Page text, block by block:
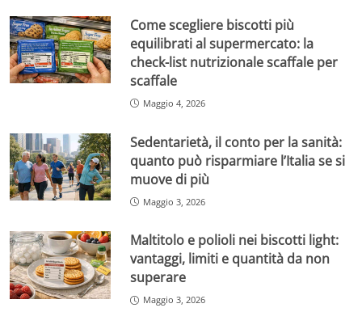
Come scegliere biscotti più
equilibrati al supermercato: la
check-list nutrizionale scaffale per
scaffale
Maggio 4, 2026
Sedentarietà, il conto per la sanità:
quanto può risparmiare l’Italia se si
muove di più
Maggio 3, 2026
Maltitolo e polioli nei biscotti light:
vantaggi, limiti e quantità da non
superare
Maggio 3, 2026